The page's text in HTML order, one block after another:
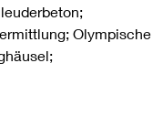
Olympische